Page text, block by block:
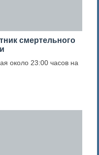
смертельного
около 23:00 часов на